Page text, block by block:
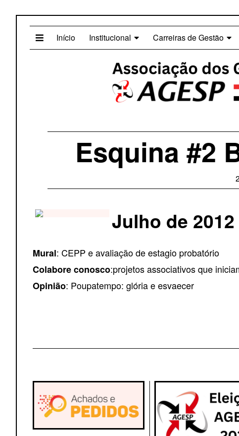
Início Institucional Carreiras de Gestão
Esquina #2
Julho de 2012
Mural: CEPP e avaliação de estagio probatório
Colabore conosco:projetos associativos que
Opinião: Poupatempo: glória e esvaecer